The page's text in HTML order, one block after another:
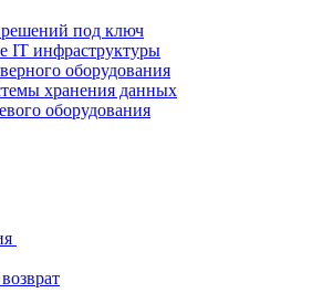
решений под ключ
IT инфраструктуры
оборудования
хранения данных
оборудования